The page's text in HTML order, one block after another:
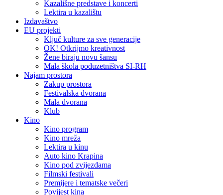
Kazališne predstave i koncerti
Lektira u kazalištu
Izdavaštvo
EU projekti
Ključ kulture za sve generacije
OK! Otkrijmo kreativnost
Žene biraju novu šansu
Mala škola poduzetništva SI-RH
Najam prostora
Zakup prostora
Festivalska dvorana
Mala dvorana
Klub
Kino
Kino program
Kino mreža
Lektira u kinu
Auto kino Krapina
Kino pod zvijezdama
Filmski festivali
Premijere i tematske večeri
Povijest kina